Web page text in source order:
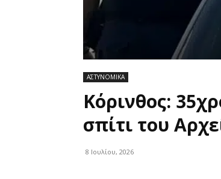
ΑΣΤΥΝΟΜΙΚΑ
Κόρινθος:
σπίτι του
8 Ιουλίου, 2026